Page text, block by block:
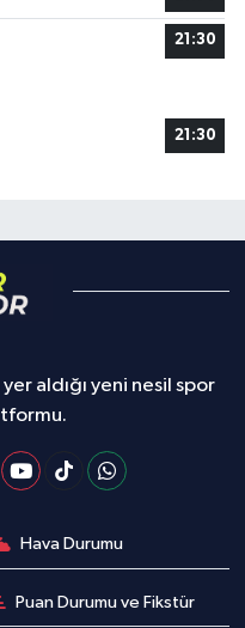
21:30
21:30
aldığı yeni nesil spor
Hava Durumu
Puan Durumu ve Fikstür